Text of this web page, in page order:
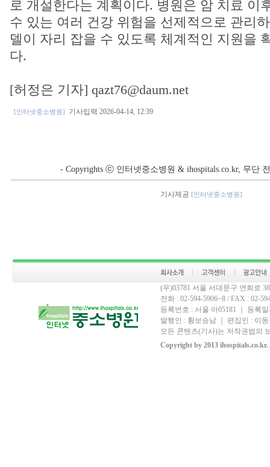
로 개설한다는 계획이다. 병원은 암 치료 이
수 있는 여러 건강 위험을 선제적으로 관리
델이 자리 잡을 수 있도록 체계적인 지원을
다.
[허정은 기자] qazt76@daum.net
[인터넷중소병원] 기사입력 2026-04-14, 12:39
- Copyrights ⓒ 인터넷중소병원 & ihospitals.co.kr, 무단
기사제공 [인터넷중소병원]
(우)03781 서울 서대문구 연희로
전화 : 02-594-5906~8 / FAX : 02-
등록번호 : 서울 아05181 ｜ 등록
발행인 : 황보승남 ｜ 편집인 : 이
모든 콘텐츠(기사)는 저작권법의
Copyright by 2013 ihospitals.co.kr.